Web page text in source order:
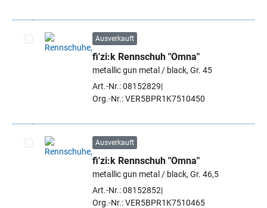
Artikel auswählen
Ausverkauft
fi'zi:k Rennschuh "Omna"
metallic gun metal / black, Gr. 45
Art.-Nr.: 08152829
Org.-Nr.: VER5BPR1K7510450
Artikel auswählen
Ausverkauft
fi'zi:k Rennschuh "Omna"
metallic gun metal / black, Gr. 46,5
Art.-Nr.: 08152852
Org.-Nr.: VER5BPR1K7510465